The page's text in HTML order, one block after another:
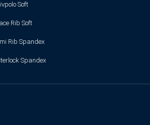
Soft
Rib Soft
Rib Spandex
Spandex